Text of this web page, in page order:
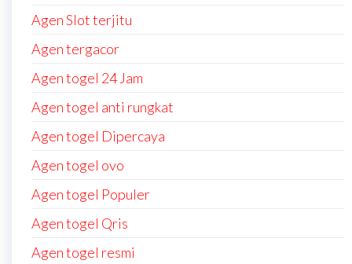
Agen Slot terjitu
Agen tergacor
Agen togel 24 Jam
Agen togel anti rungkat
Agen togel Dipercaya
Agen togel ovo
Agen togel Populer
Agen togel Qris
Agen togel resmi